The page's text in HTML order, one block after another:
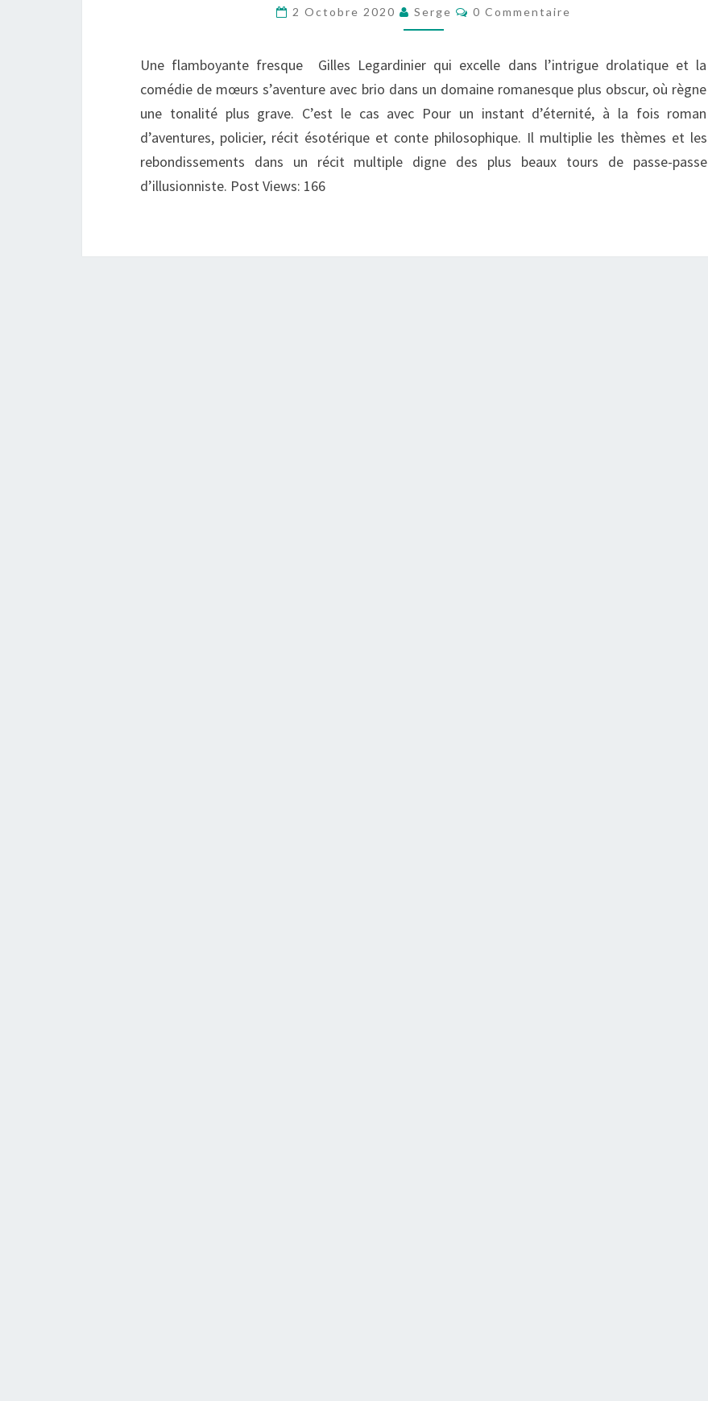
INSTANT
2 Octobre 2020 Serge Commentaires
0 Commentaire
Une flamboyante fresque Gilles Legardinier qui excelle dans l’intrigue drolatique et la
comédie de mœurs s’aventure avec brio dans un domaine romanesque plus obscur, où règne
une tonalité plus grave. C’est le cas avec Pour un instant d’éternité, à la fois roman
d’aventures, policier, récit ésotérique et conte philosophique. Il multiplie les thèmes et les
rebondissements dans un récit multiple digne des plus beaux tours de passe-passe
d’illusionniste. Post Views: 166